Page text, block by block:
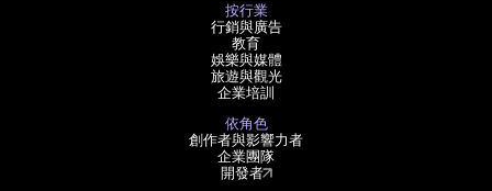
按行業
行銷與廣告
教育
娛樂與媒體
旅遊與觀光
企業培訓
依角色
創作者與影響力者
企業團隊
開發者